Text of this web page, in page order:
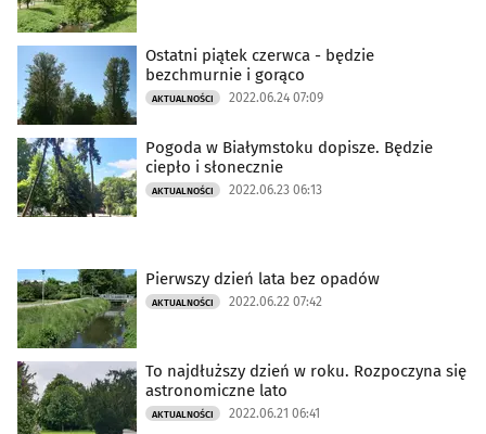
Ostatni piątek czerwca - będzie
bezchmurnie i gorąco
AKTUALNOŚCI 2022.06.24 07:09
Pogoda w Białymstoku dopisze. Będzie
ciepło i słonecznie
AKTUALNOŚCI 2022.06.23 06:13
Pierwszy dzień lata bez opadów
AKTUALNOŚCI 2022.06.22 07:42
To najdłuższy dzień w roku. Rozpoczyna się
astronomiczne lato
AKTUALNOŚCI 2022.06.21 06:41